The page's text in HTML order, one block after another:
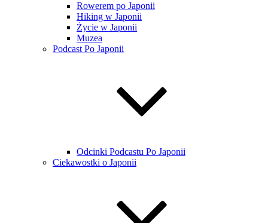
Rowerem po Japonii
Hiking w Japonii
Życie w Japonii
Muzea
Podcast Po Japonii
Odcinki Podcastu Po Japonii
Ciekawostki o Japonii